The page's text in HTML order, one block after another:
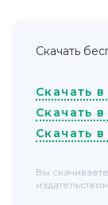
Скачать
Скачать в
Скачать в
Скачать в
Вы
издательством